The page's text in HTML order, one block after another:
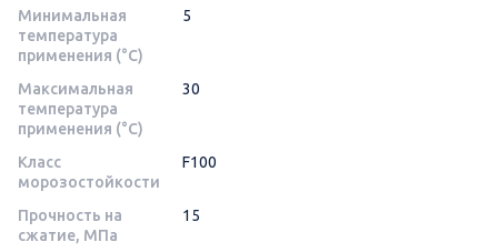
Минимальная
температура
применения (°C)
5
Максимальная
температура
применения (°C)
30
Класс
морозостойкости
F100
Прочность на
сжатие, МПа
15